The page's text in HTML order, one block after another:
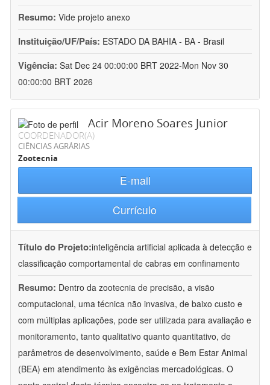
Resumo: Vide projeto anexo
Instituição/UF/País: ESTADO DA BAHIA - BA - Brasil
Vigência: Sat Dec 24 00:00:00 BRT 2022-Mon Nov 30
00:00:00 BRT 2026
Acir Moreno Soares Junior
COORDENADOR(A)
CIÊNCIAS AGRÁRIAS
Zootecnia
E-mail
Currículo
Título do Projeto:inteligência artificial aplicada à detecção e
classificação comportamental de cabras em confinamento
Resumo: Dentro da zootecnia de precisão, a visão
computacional, uma técnica não invasiva, de baixo custo e
com múltiplas aplicações, pode ser utilizada para avaliação e
monitoramento, tanto qualitativo quanto quantitativo, de
parâmetros de desenvolvimento, saúde e Bem Estar Animal
(BEA) em atendimento às exigências mercadológicas. O